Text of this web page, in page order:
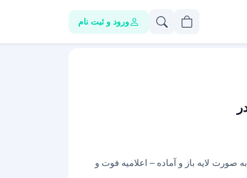
ورود و ثبت نام
صورت لایه باز و آماده – اعلامیه فوت و